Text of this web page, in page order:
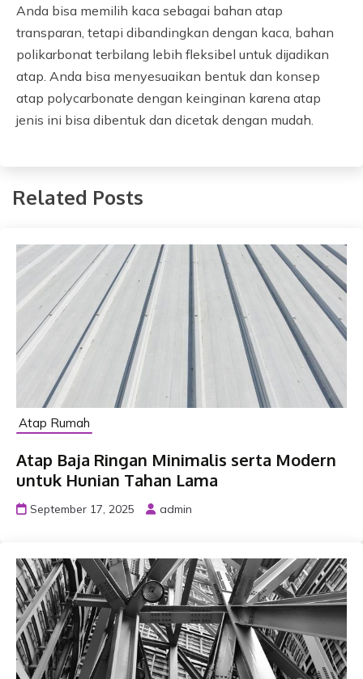
Anda bisa memilih kaca sebagai bahan atap
transparan, tetapi dibandingkan dengan kaca, bahan
polikarbonat terbilang lebih fleksibel untuk dijadikan
atap. Anda bisa menyesuaikan bentuk dan konsep
atap polycarbonate dengan keinginan karena atap
jenis ini bisa dibentuk dan dicetak dengan mudah.
Related Posts
Atap Rumah
Atap Baja Ringan Minimalis serta Modern
untuk Hunian Tahan Lama
September 17, 2025 admin